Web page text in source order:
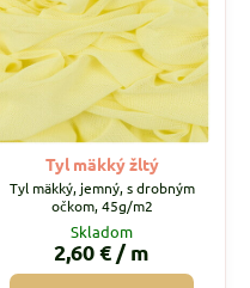
Tyl mäkký žltý
Tyl mäkký, jemný, s drobným
očkom, 45g/m2
Skladom
2,60 € / m